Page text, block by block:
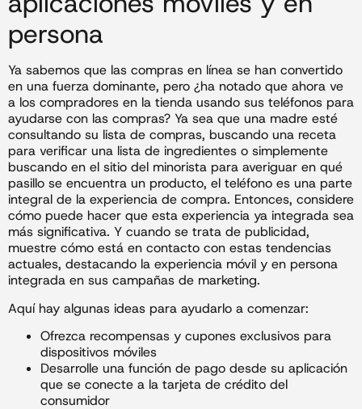
persona
Ya sabemos que las compras en línea se han convertido
en una fuerza dominante, pero ¿ha notado que ahora ve
a los compradores en la tienda usando sus teléfonos para
ayudarse con las compras? Ya sea que una madre esté
consultando su lista de compras, buscando una receta
para verificar una lista de ingredientes o simplemente
buscando en el sitio del minorista para averiguar en qué
pasillo se encuentra un producto, el teléfono es una parte
integral de la experiencia de compra. Entonces, considere
cómo puede hacer que esta experiencia ya integrada sea
más significativa. Y cuando se trata de publicidad,
muestre cómo está en contacto con estas tendencias
actuales, destacando la experiencia móvil y en persona
integrada en sus campañas de marketing.
Aquí hay algunas ideas para ayudarlo a comenzar:
Ofrezca recompensas y cupones exclusivos para
dispositivos móviles
Desarrolle una función de pago desde su aplicación
que se conecte a la tarjeta de crédito del
consumidor